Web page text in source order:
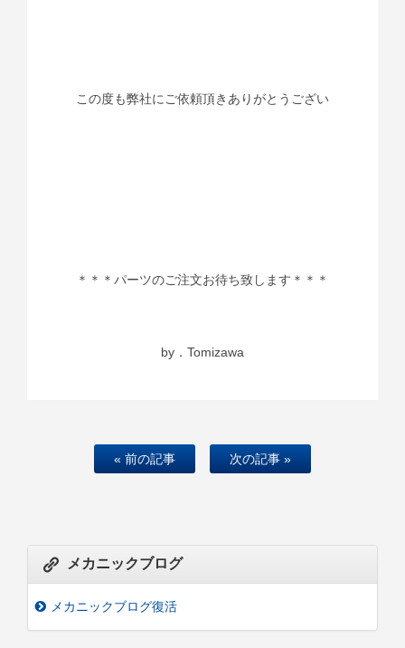
この度も弊社にご依頼頂きありがとうござい
＊＊＊パーツのご注文お待ち致します＊＊＊
by．Tomizawa
« 前の記事 次の記事 »
メカニックブログ
メカニックブログ復活